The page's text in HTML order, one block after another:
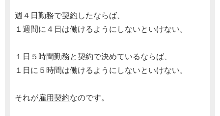
週４日勤務で契約 したならば、
１週間に４日は働けるようにしないといけない。
１日５時間勤務と契約で決めているならば、
１日に５時間は働けるようにしないといけない。
それが雇用契約なのです。